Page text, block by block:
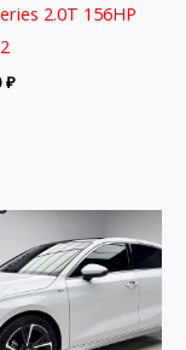
2.0T 156HP
₽